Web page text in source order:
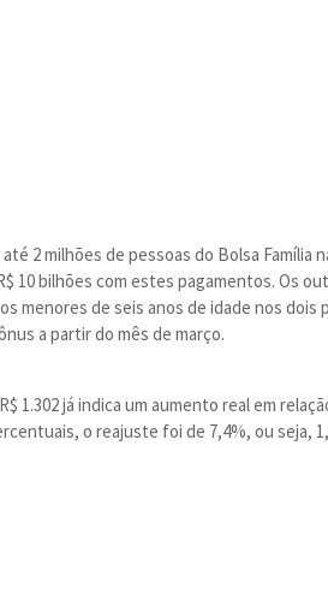
2 milhões de pessoas do Bolsa Família
10 bilhões com estes pagamentos. Os
menores de seis anos de idade nos dois
a partir do mês de março.
1.302 já indica um aumento real em
o reajuste foi de 7,4%, ou seja,